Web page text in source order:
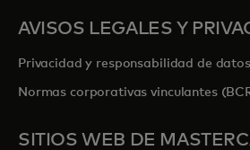
AVISOS LEGALES Y
Privacidad y responsabilidad de datos
Normas corporativas vinculantes
SITIOS WEB DE